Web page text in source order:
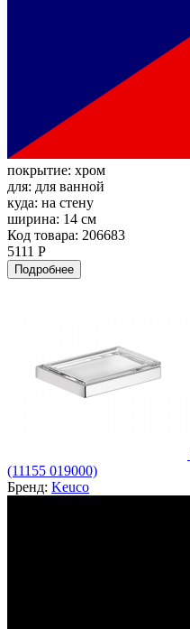
покрытие: хром
для: для ванной
куда: на стену
ширина: 14 см
Код товара: 206683
5111 Р
Подробнее
(11155 019000)
Бренд: Keuco